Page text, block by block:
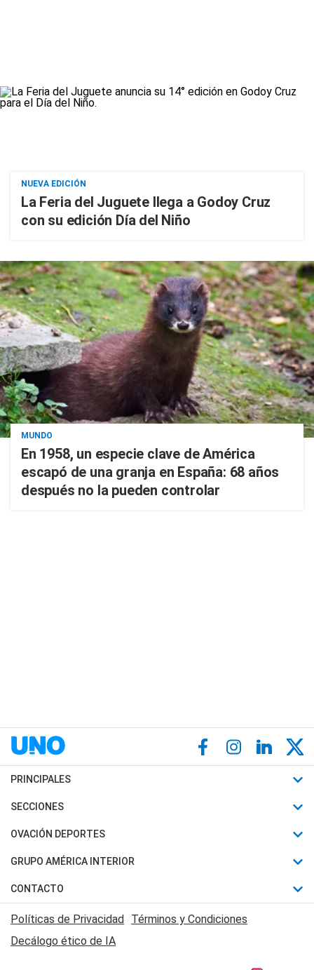
NUEVA EDICIÓN
La Feria del Juguete llega a Godoy Cruz
con su edición Día del Niño
MUNDO
En 1958, un especie clave de América
escapó de una granja en España: 68 años
después no la pueden controlar
PRINCIPALES
Últimas Noticias
Política
Judiciales
Economia
SECCIONES
Horóscopo
Motores
Trucos caseros
Series y Películas
Edictos y Solicitadas
OVACIÓN DEPORTES
Fútbol
Mundial
Automovilismo
Rugby
GRUPO AMÉRICA INTERIOR
Canal 7 en Vivo
CONTACTO
Acerca de Nosotros
Contactanos
Políticas de Privacidad Términos y Condiciones
Decálogo ético de IA